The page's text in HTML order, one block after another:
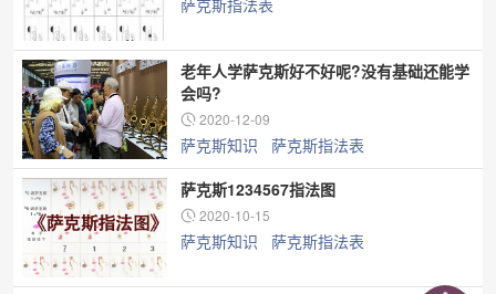
老年人学萨克斯好不好呢?没有基础还能学
会吗?
2020-12-09
萨克斯知识 萨克斯指法表
萨克斯1234567指法图
2020-10-15
萨克斯知识 萨克斯指法表